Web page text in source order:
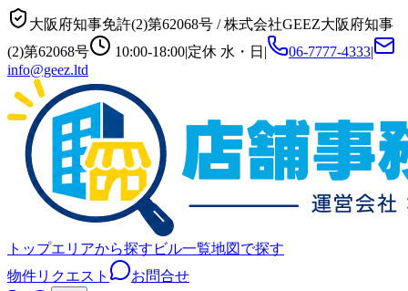
大阪府知事免許(2)第62068号 /株式会社GEEZ大阪府知事
(2)第62068号
10:00-18:00|定休 水・日 | 06-7777-4333|
info@geez.ltd
トップエリアから探す ビル一覧地図で探す
物件リクエスト
お問合せ